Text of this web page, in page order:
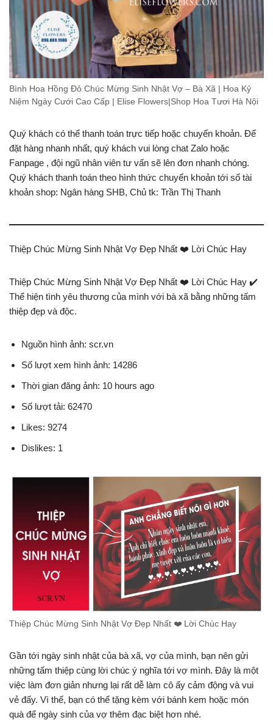
Bình Hoa Hồng Đỏ Chúc Mừng Sinh Nhật Vợ – Bà Xã | Hoa Kỷ
Niệm Ngày Cưới Cao Cấp | Elise Flowers|Shop Hoa Tươi Hà Nội
Quý khách có thể thanh toán trực tiếp hoặc chuyển khoản. Để
đặt hàng nhanh nhất, quý khách vui lòng chat Zalo hoặc
Fanpage , đội ngũ nhân viên tư vấn sẽ lên đơn nhanh chóng.
Quý khách thanh toán theo hình thức chuyển khoản tới số tài
khoản shop: Ngân hàng SHB, Chủ tk: Trần Thị Thanh
Thiệp Chúc Mừng Sinh Nhật Vợ Đẹp Nhất ❤️ Lời Chúc Hay
Thiệp Chúc Mừng Sinh Nhật Vợ Đẹp Nhất ❤️ Lời Chúc Hay ✔️
Thể hiện tình yêu thương của mình với bà xã bằng những tấm
thiệp đẹp và độc.
Nguồn hình ảnh: scr.vn
Số lượt xem hình ảnh: 14286
Thời gian đăng ảnh: 10 hours ago
Số lượt tải: 62470
Likes: 9274
Dislikes: 1
Thiệp Chúc Mừng Sinh Nhật Vợ Đẹp Nhất ❤️ Lời Chúc Hay
Gần tới ngày sinh nhật của bà xã, vợ của mình, bạn nên gửi
những tấm thiệp cùng lời chúc ý nghĩa tới vợ mình. Đây là một
việc làm đơn giản nhưng lại rất dễ làm cô ấy cảm động và vui
vẻ đấy. Vì thế, bạn có thể tặng kèm với bánh kem hoặc món
quà để ngày sinh của vợ thêm đạc biệt hơn nhé.